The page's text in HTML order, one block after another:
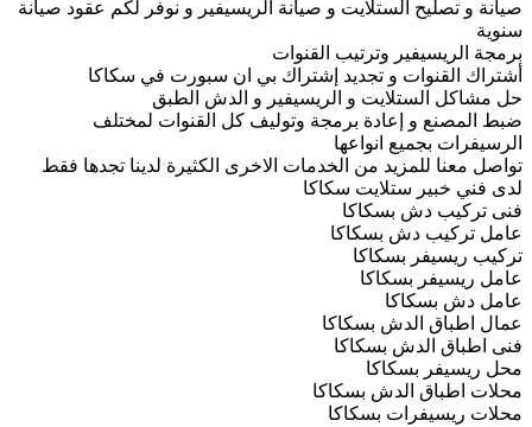
صيانة و تصليح الستلايت و صيانة الريسيفير و نوفر لكم عقود صيانة
سنوية
برمجة الريسيفير وترتيب القنوات
أشتراك القنوات و تجديد إشتراك بي ان سبورت في سكاكا
حل مشاكل الستلايت و الريسيفير و الدش الطبق
ضبط المصنع و إعادة برمجة وتوليف كل القنوات لمختلف
الرسيفرات بجميع انواعها
تواصل معنا للمزيد من الخدمات الاخرى الكثيرة لدينا تجدها فقط
لدى فني خبير ستلايت سكاكا
فنى تركيب دش بسكاكا
عامل تركيب دش بسكاكا
تركيب ريسيفر بسكاكا
عامل ريسيفر بسكاكا
عامل دش بسكاكا
عمال اطباق الدش بسكاكا
فنى اطباق الدش بسكاكا
محل ريسيفر بسكاكا
محلات اطباق الدش بسكاكا
محلات ريسيفرات بسكاكا